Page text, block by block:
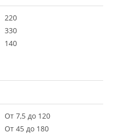
220
330
140
От 7,5 до 120
От 45 до 180